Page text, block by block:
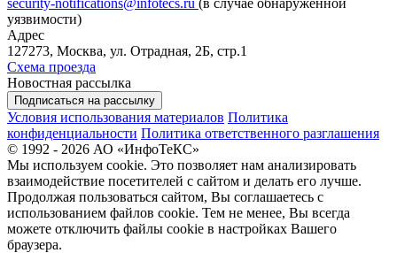
уязвимости)
Адрес
127273, Москва, ул. Отрадная, 2Б, стр.1
Схема проезда
Новостная рассылка
Подписаться на рассылку
Условия использования материалов Политика
конфиденциальности Политика ответственного разглашения
© 1992 - 2026 АО «ИнфоТеКС»
Мы используем cookie. Это позволяет нам анализировать
взаимодействие посетителей с сайтом и делать его лучше.
Продолжая пользоваться сайтом, Вы соглашаетесь с
использованием файлов cookie. Тем не менее, Вы всегда
можете отключить файлы cookie в настройках Вашего
браузера.